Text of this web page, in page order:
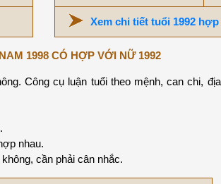
Xem chi tiết tuổi 1992
1998 CÓ HỢP VỚI NỮ 1992
Công cụ luận tuổi theo mệnh, can chi,
nhau.
cần phải cân nhắc.